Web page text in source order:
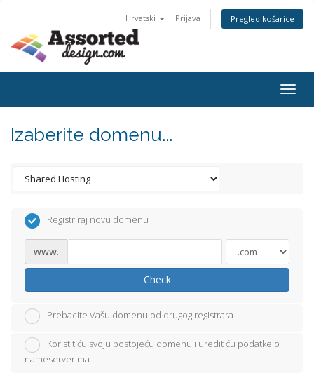
Hrvatski Prijava Pregled košarice
Izaberite domenu...
Registriraj novu domenu
www.
Check
Prebacite Vašu domenu od drugog registrara
Koristit ću svoju postojeću domenu i uredit ću podatke o
nameserverima